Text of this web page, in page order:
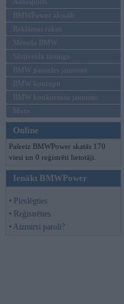
BMWPower aktuāli
Reklāmas raksti
Mēneša BMW
Sērijveida tūnings
BMW pasaules jaunumi
BMW koncepti
BMW konkurentu jaunumi
Moto
Online
Pašreiz BMWPower skatās 170
viesi un 0 reģistrēti lietotāji.
Ienākt BMWPower
• Pieslēgties
• Reģistrēties
• Aizmirsi paroli?